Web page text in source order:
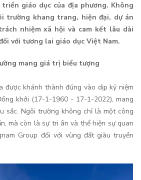
giáo dục của địa phương. Không
trường khang trang, hiện đại, dự án
nhiệm xã hội và cam kết lâu dài
với tương lai giáo dục Việt Nam.
mang giá trị biểu tượng
được khánh thành đúng vào dịp kỷ niệm
khởi (17-1-1960 - 17-1-2022), mang
sắc. Ngôi trường không chỉ là một công
mà còn là sự tri ân và thể hiện sự quan
Group đối với vùng đất giàu truyền